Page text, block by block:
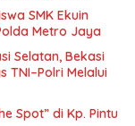
SMK Ekuin
Metro Jaya
Selatan, Bekasi
TNI–Polri Melalui
Spot” di Kp. Pintu